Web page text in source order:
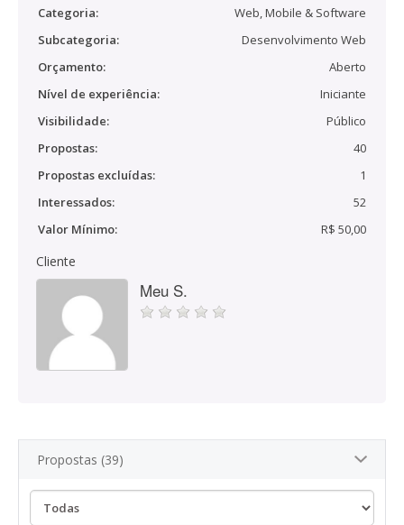
Categoria:
Web, Mobile & Software
Subcategoria:
Desenvolvimento Web
Orçamento:
Aberto
Nível de experiência:
Iniciante
Visibilidade:
Público
Propostas:
40
Propostas excluídas:
1
Interessados:
52
Valor Mínimo:
R$ 50,00
Cliente
Meu S.
Propostas (39)